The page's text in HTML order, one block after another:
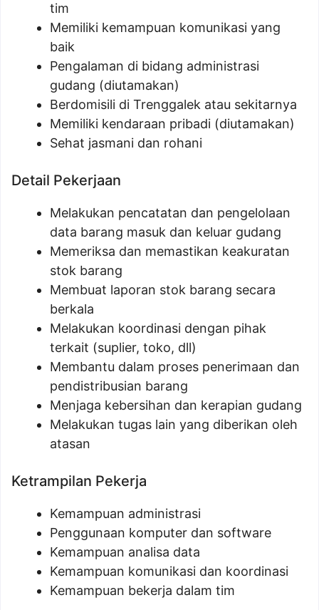
tim
Memiliki kemampuan komunikasi yang
baik
Pengalaman di bidang administrasi
gudang (diutamakan)
Berdomisili di Trenggalek atau sekitarnya
Memiliki kendaraan pribadi (diutamakan)
Sehat jasmani dan rohani
Detail Pekerjaan
Melakukan pencatatan dan pengelolaan
data barang masuk dan keluar gudang
Memeriksa dan memastikan keakuratan
stok barang
Membuat laporan stok barang secara
berkala
Melakukan koordinasi dengan pihak
terkait (suplier, toko, dll)
Membantu dalam proses penerimaan dan
pendistribusian barang
Menjaga kebersihan dan kerapian gudang
Melakukan tugas lain yang diberikan oleh
atasan
Ketrampilan Pekerja
Kemampuan administrasi
Penggunaan komputer dan software
Kemampuan analisa data
Kemampuan komunikasi dan koordinasi
Kemampuan bekerja dalam tim